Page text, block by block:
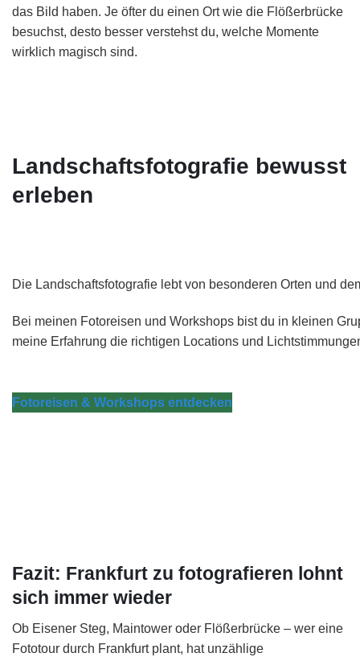
das Bild haben. Je öfter du einen Ort wie die Flößerbrücke
besuchst, desto besser verstehst du, welche Momente
wirklich magisch sind.
Landschaftsfotografie bewusst
erleben
Die Landschaftsfotografie lebt von besonderen Orten und
Bei meinen Fotoreisen und Workshops bist du in kleinen
meine Erfahrung die richtigen Locations und
Fotoreisen & Workshops entdecken
Fazit: Frankfurt zu fotografieren lohnt
sich immer wieder
Ob Eisener Steg, Maintower oder Flößerbrücke – wer eine
Fototour durch Frankfurt plant, hat unzählige